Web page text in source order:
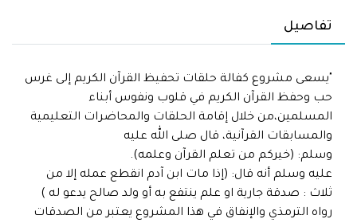
تفاصيل
"يسعى مشروع كفالة حلقات تحفيظ القرآن الكريم إلى غرس
حب وحفظ القرآن الكريم في قلوب ونفوس أبناء
المسلمين،من خلال إقامة الحلقات والمحاضرات التعليمية
والمسابقات القرآنية، قال صلى الله عليه
وسلم: (خيركم من تعلم القرآن وعلمه).
عليه وسلم أنه قال: (إذا مات ابن آدم انقطع عمله إلا من
ثلاث : صدقة جارية او علم ينتفع به أو ولد صالح يدعو له )
رواه الترمذي والإنفاق في هذا المشروع يعتبر من الصدقات